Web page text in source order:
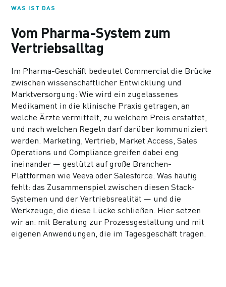
WAS IST DAS
Vom Pharma-System zum
Vertriebsalltag
Im Pharma-Geschäft bedeutet Commercial die Brücke
zwischen wissenschaftlicher Entwicklung und
Marktversorgung: Wie wird ein zugelassenes
Medikament in die klinische Praxis getragen, an
welche Ärzte vermittelt, zu welchem Preis erstattet,
und nach welchen Regeln darf darüber kommuniziert
werden. Marketing, Vertrieb, Market Access, Sales
Operations und Compliance greifen dabei eng
ineinander — gestützt auf große Branchen-
Plattformen wie Veeva oder Salesforce. Was häufig
fehlt: das Zusammenspiel zwischen diesen Stack-
Systemen und der Vertriebsrealität — und die
Werkzeuge, die diese Lücke schließen. Hier setzen
wir an: mit Beratung zur Prozessgestaltung und mit
eigenen Anwendungen, die im Tagesgeschäft tragen.